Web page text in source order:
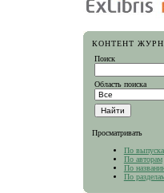
КОНТЕНТ
Поиск
Область поиска
Просматривать
По
По авторам
По
По